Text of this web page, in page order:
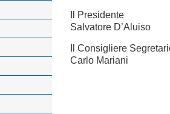
Il Presidente
Salvatore D’Aluiso
Il Consigliere
Carlo Mariani